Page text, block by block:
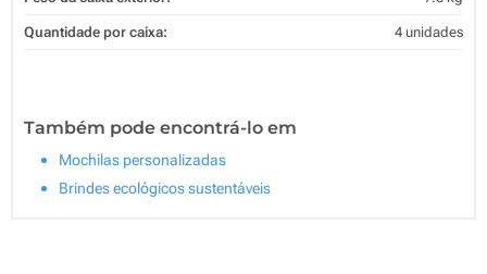
Quantidade por caixa: 4 unidades
Também pode encontrá-lo em
Mochilas personalizadas
Brindes ecológicos sustentáveis